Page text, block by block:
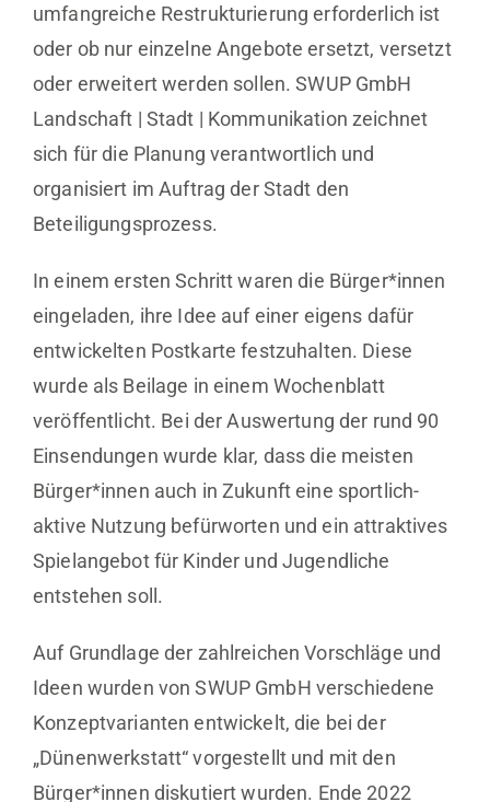
umfangreiche Restrukturierung erforderlich ist
oder ob nur einzelne Angebote ersetzt, versetzt
oder erweitert werden sollen. SWUP GmbH
Landschaft | Stadt | Kommunikation zeichnet
sich für die Planung verantwortlich und
organisiert im Auftrag der Stadt den
Beteiligungsprozess.
In einem ersten Schritt waren die Bürger*innen
eingeladen, ihre Idee auf einer eigens dafür
entwickelten Postkarte festzuhalten. Diese
wurde als Beilage in einem Wochenblatt
veröffentlicht. Bei der Auswertung der rund 90
Einsendungen wurde klar, dass die meisten
Bürger*innen auch in Zukunft eine sportlich-
aktive Nutzung befürworten und ein attraktives
Spielangebot für Kinder und Jugendliche
entstehen soll.
Auf Grundlage der zahlreichen Vorschläge und
Ideen wurden von SWUP GmbH verschiedene
Konzeptvarianten entwickelt, die bei der
„Dünenwerkstatt“ vorgestellt und mit den
Bürger*innen diskutiert wurden. Ende 2022